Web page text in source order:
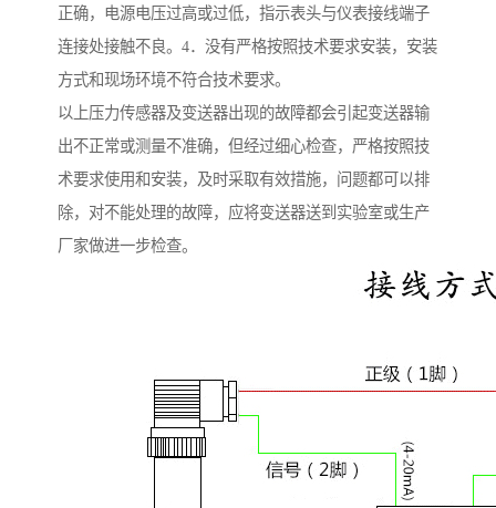
正确，电源电压过高或过低，指示表头与仪表接线端子
连接处接触不良。4．没有严格按照技术要求安装，安装
方式和现场环境不符合技术要求。
以上压力传感器及变送器出现的故障都会引起变送器输
出不正常或测量不准确，但经过细心检查，严格按照技
术要求使用和安装，及时采取有效措施，问题都可以排
除，对不能处理的故障，应将变送器送到实验室或生产
厂家做进一步检查。